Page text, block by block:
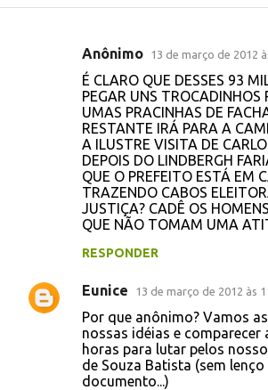
o
s
Anônimo 13 de março de 2012
É CLARO QUE DESSES 93
PEGAR UNS TROCADINHOS
UMAS PRACINHAS DE
RESTANTE IRÁ PARA A
A ILUSTRE VISITA DE
DEPOIS DO LINDBERGH
QUE O PREFEITO ESTÁ EM
TRAZENDO CABOS
JUSTIÇA? CADÊ OS
QUE NÃO TOMAM UMA
RESPONDER
Eunice 13 de março de 2012 às
Por que anônimo? Vamos
nossas idéias e comparecer
horas para lutar pelos
de Souza Batista (sem lenço
documento...)